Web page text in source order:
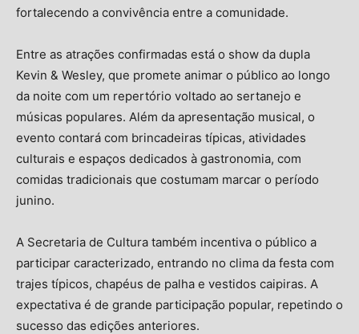
fortalecendo a convivência entre a comunidade.
Entre as atrações confirmadas está o show da dupla
Kevin & Wesley, que promete animar o público ao longo
da noite com um repertório voltado ao sertanejo e
músicas populares. Além da apresentação musical, o
evento contará com brincadeiras típicas, atividades
culturais e espaços dedicados à gastronomia, com
comidas tradicionais que costumam marcar o período
junino.
A Secretaria de Cultura também incentiva o público a
participar caracterizado, entrando no clima da festa com
trajes típicos, chapéus de palha e vestidos caipiras. A
expectativa é de grande participação popular, repetindo o
sucesso das edições anteriores.